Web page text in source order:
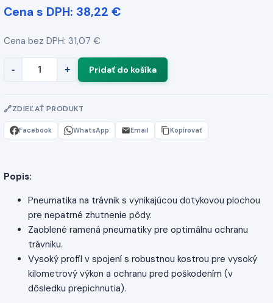
Cena s DPH: 38,22 €
Cena bez DPH: 31,07 €
- +
ZDIEĽAŤ PRODUKT
Facebook WhatsApp Email Kopírovať
Popis:
Pneumatika na trávnik s vynikajúcou dotykovou plochou
pre nepatrné zhutnenie pôdy.
Zaoblené ramená pneumatiky pre optimálnu ochranu
trávniku.
Vysoký profil v spojení s robustnou kostrou pre vysoký
kilometrový výkon a ochranu pred poškodením (v
dôsledku prepichnutia).